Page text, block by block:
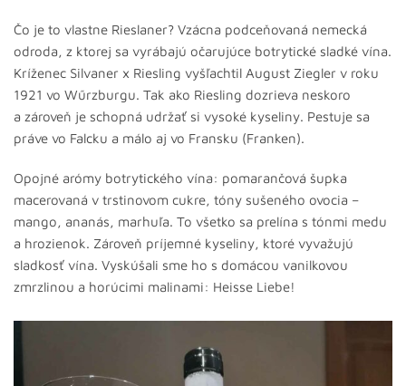
Čo je to vlastne Rieslaner? Vzácna podceňovaná nemecká
odroda, z ktorej sa vyrábajú očarujúce botrytické sladké vína.
Kríženec Silvaner x Riesling vyšľachtil August Ziegler v roku
1921 vo Wűrzburgu. Tak ako Riesling dozrieva neskoro
a zároveň je schopná udržať si vysoké kyseliny. Pestuje sa
práve vo Falcku a málo aj vo Fransku (Franken).
Opojné arómy botrytického vína: pomarančová šupka
macerovaná v trstinovom cukre, tóny sušeného ovocia –
mango, ananás, marhuľa. To všetko sa prelína s tónmi medu
a hrozienok. Zároveň príjemné kyseliny, ktoré vyvažujú
sladkosť vína. Vyskúšali sme ho s domácou vanilkovou
zmrzlinou a horúcimi malinami: Heisse Liebe!